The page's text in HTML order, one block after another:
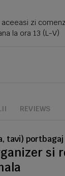
zi
la ora 13 (L-V)
REVIEWS
tavi) portbagaj
si